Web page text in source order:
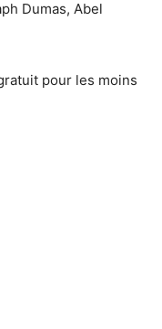
Dumas, Abel
pour les moins